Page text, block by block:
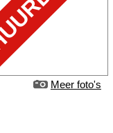
Meer foto's